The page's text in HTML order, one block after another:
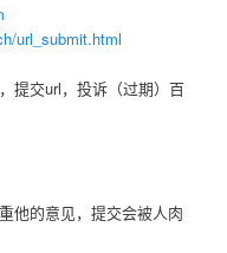
url_submit.html
提交url，投诉（过期）百
他的意见，提交会被人肉